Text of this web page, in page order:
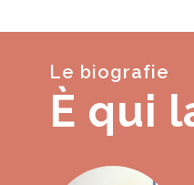
Le biografie
È qui